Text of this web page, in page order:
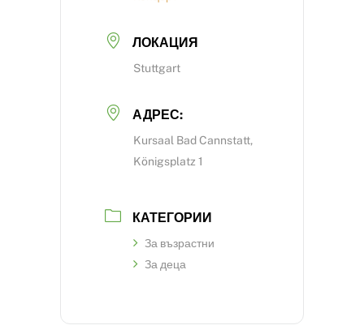
ЛОКАЦИЯ
Stuttgart
АДРЕС:
Kursaal Bad Cannstatt,
Königsplatz 1
КАТЕГОРИИ
За възрастни
За деца